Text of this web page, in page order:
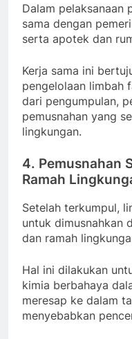
Dalam pelaksanaan
sama dengan
serta apotek dan
Kerja sama ini
pengelolaan limbah
dari pengumpulan,
pemusnahan yang
lingkungan.
4. Pemusnahan
Ramah
Setelah terkumpul,
untuk dimusnahkan
dan ramah
Hal ini dilakukan
kimia berbahaya
meresap ke dalam
menyebabkan